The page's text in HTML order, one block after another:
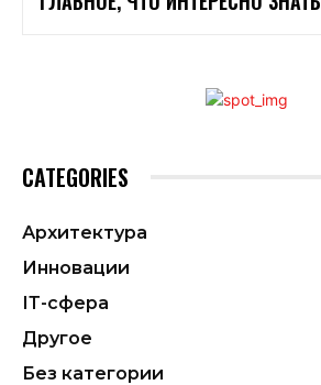
CATEGORIES
Архитектура
Инновации
ІТ-сфера
Другое
Без категории